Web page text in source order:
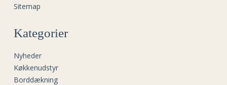
Sitemap
Kategorier
Nyheder
Køkkenudstyr
Borddækning